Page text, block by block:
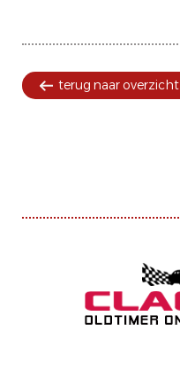
terug naar overzicht